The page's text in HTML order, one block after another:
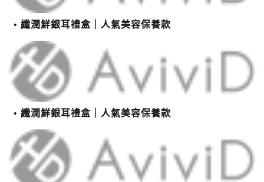
纖潤鮮銀耳禮盒｜人氣美容保養款
纖潤鮮銀耳禮盒｜人氣美容保養款